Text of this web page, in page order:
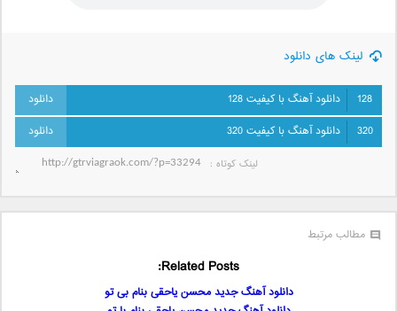
لینک های دانلود
128
دانلود آهنگ با کیفیت 128
320
دانلود آهنگ با کیفیت 320
لینک کوتاه‌ :
مطالب مرتبط
Related Posts:
دانلود آهنگ جدید محسن یاحقی بنام بی تو